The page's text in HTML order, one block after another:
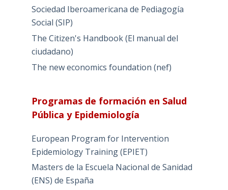
Sociedad Iberoamericana de Pediagogía
Social (SIP)
The Citizen's Handbook (El manual del
ciudadano)
The new economics foundation (nef)
Programas de formación en Salud
Pública y Epidemiología
European Program for Intervention
Epidemiology Training (EPIET)
Masters de la Escuela Nacional de Sanidad
(ENS) de España